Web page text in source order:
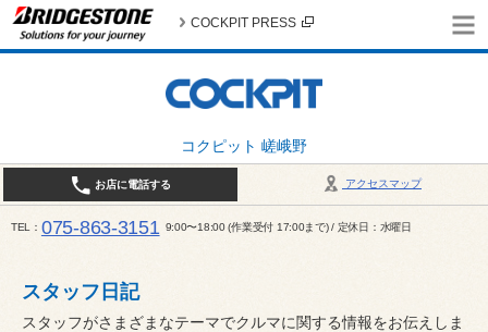
コクピット 嵯峨野
COCKPIT PRESS
アクセスマップ
お店に電話する
TEL 075-863-3151 9:00〜18:00 (作業受付 17:00まで) / 定休日：水曜日
スタッフ日記
スタッフがさまざまなテーマでクルマに関する情報をお伝えしま